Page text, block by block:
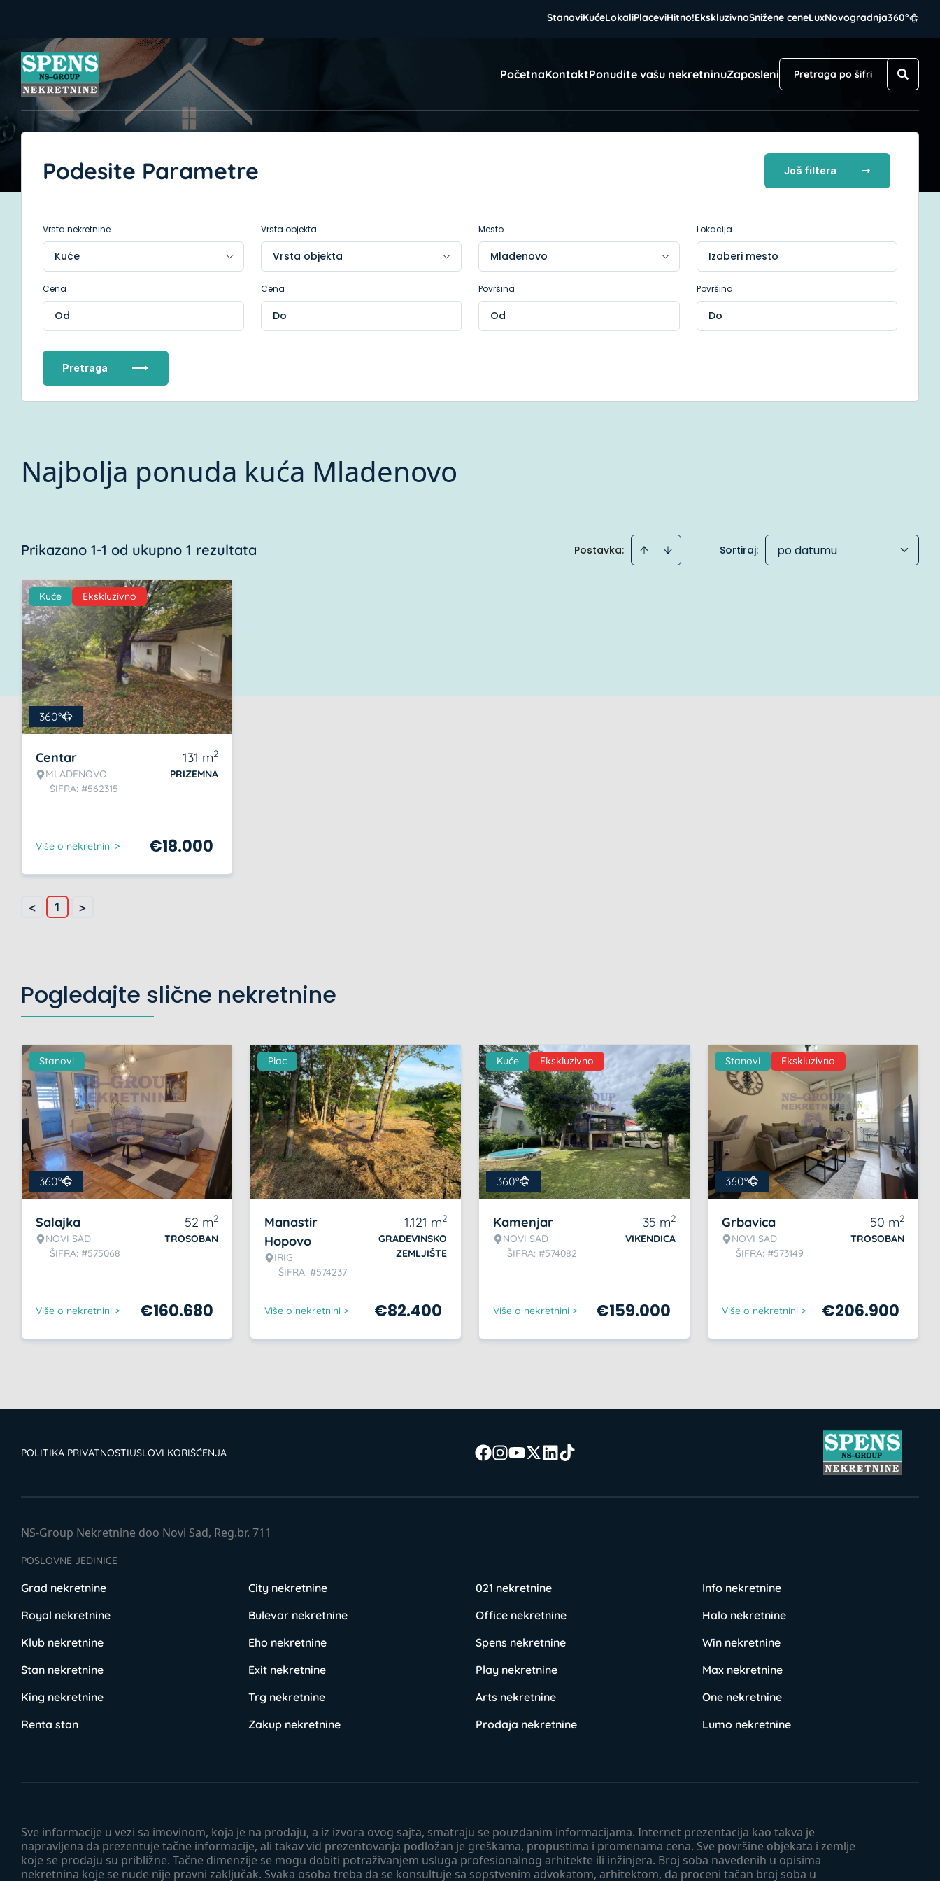
StanoviKućeLokaliPlaceviHitno!EkskluzivnoSnižene ceneLuxNovogradnja360°
PočetnaKontaktPonudite vašu nekretninuZaposleni
Podesite Parametre Još filtera
Vrsta nekretnine Vrsta objekta Mesto Lokacija
Izaberi mesto
Cena Cena Površina Površina
Pretraga
Najbolja ponuda kuća Mladenovo
Prikazano 1-1 od ukupno 1 rezultata Postavka: Sortiraj: po datumu
Kuće Ekskluzivno
360°
Centar
MLADENOVO
ŠIFRA: #562315
131 m2
PRIZEMNA
Više o nekretnini > €18.000
< 1 >
Pogledajte slične nekretnine
Stanovi
360°
Salajka
NOVI SAD
ŠIFRA: #575068
52 m2
TROSOBAN
Više o nekretnini > €160.680
Plac
Manastir
Hopovo
IRIG
ŠIFRA: #574237
1.121 m2
GRAĐEVINSKO
ZEMLJIŠTE
Više o nekretnini > €82.400
Kuće Ekskluzivno
360°
Kamenjar
NOVI SAD
ŠIFRA: #574082
35 m2
VIKENDICA
Više o nekretnini > €159.000
Stanovi Ekskluzivno
360°
Grbavica
NOVI SAD
ŠIFRA: #573149
50 m2
TROSOBAN
Više o nekretnini > €206.900
POLITIKA PRIVATNOSTIUSLOVI KORIŠĆENJA
Sve informacije u vezi sa imovinom, koja je na prodaju, a iz izvora ovog sajta, smatraju se pouzdanim informacijama. Internet prezentacija kao takva je
napravljena da prezentuje tačne informacije, ali takav vid prezentovanja podložan je greškama, propustima i promenama cena. Sve površine objekata i zemlje
koje se prodaju su približne. Tačne dimenzije se mogu dobiti potraživanjem usluga profesionalnog arhitekte ili inžinjera. Broj soba navedenih u opisima
nekretnina koje se nude nije pravni zaključak. Svaka osoba treba da se konsultuje sa sopstvenim advokatom, arhitektom, da proceni tačan broj soba u
NS-Group Nekretnine doo Novi Sad, Reg.br. 711
POSLOVNE JEDINICE
Grad nekretnine City nekretnine 021 nekretnine
Info nekretnine
Royal nekretnine
Bulevar nekretnine Office nekretnine
Halo nekretnine
Klub nekretnine
Eho nekretnine Spens nekretnine
Win nekretnine
Stan nekretnine
Exit nekretnine Play nekretnine
Max nekretnine
King nekretnine
Trg nekretnine Arts nekretnine
One nekretnine
Renta stan
Zakup nekretnine Prodaja nekretnine Lumo nekretnine